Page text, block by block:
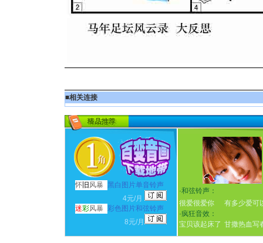
■相关连接
怀 旧 风暴
黑白图片单音铃声
4元/月
迷彩风暴 彩色图片和弦铃声
8元/月
·和弦铃声：
很爱很爱你
有多少爱可
·疯狂音效：
宝贝该起床了 甘撒热血写